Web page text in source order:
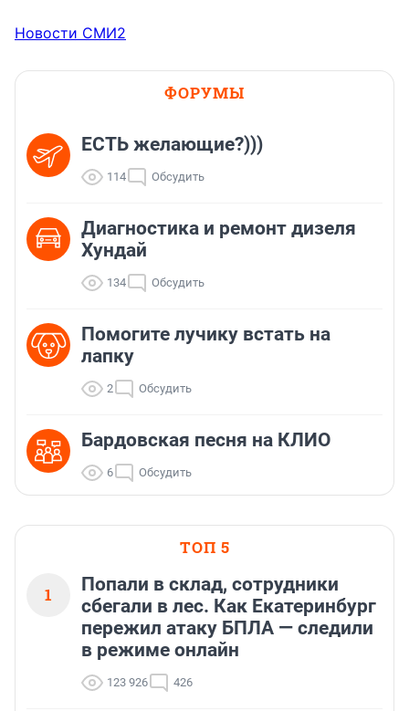
Новости СМИ2
ФОРУМЫ
ЕСТЬ желающие?)))
114 Обсудить
Диагностика и ремонт дизеля
Хундай
134 Обсудить
Помогите лучику встать на
лапку
2 Обсудить
Бардовская песня на КЛИО
6 Обсудить
ТОП 5
1
Попали в склад, сотрудники
сбегали в лес. Как Екатеринбург
пережил атаку БПЛА — следили
в режиме онлайн
123 926 426